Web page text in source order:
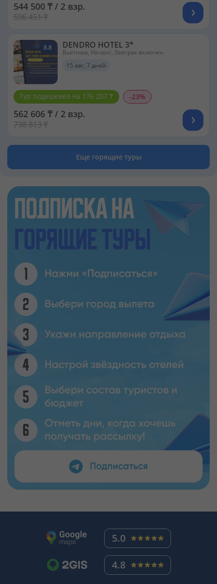
544 500 ₸ / 2 взр.
596 451 ₸
8.8 DENDRO HOTEL 3*
Вьетнам, Нячанг, Завтрак включен
15 авг, 7 дней
Тур подешевел на 176 207 ₸ -23%
562 606 ₸ / 2 взр.
738 813 ₸
Еще горящие туры
5.0
4.8